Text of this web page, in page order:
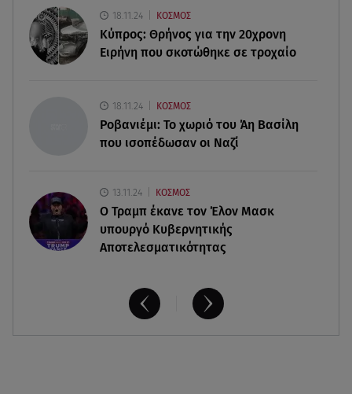
07.08.26 , 12:51
Μαριαλένα Ρουμελιώτη: Δύο -υπέροχοι- μήνες
τον γιο της
Τουρισμός για όλους: Συνεχίζονται οι αιτήσεις –
Ποιοι κάνουν σήμερα
18.11.24 ΚΟΣΜΟΣ
Κύπρος: Θρήνος για την 20χρονη
Ειρήνη που σκοτώθηκε σε τροχαίο
18.11.24 ΚΟΣΜΟΣ
Ροβανιέμι: Το χωριό του Άη Βασίλη
που ισοπέδωσαν οι Ναζί
13.11.24 ΚΟΣΜΟΣ
O Τραμπ έκανε τον Έλον Μασκ
υπουργό Κυβερνητικής
Αποτελεσματικότητας